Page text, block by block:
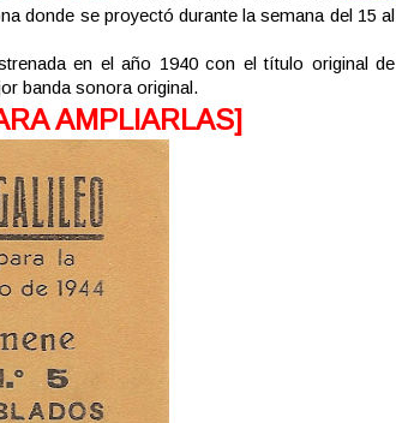
donde se proyectó durante la semana del 15 al
en el año 1940 con el título original de
banda sonora original.
AMPLIARLAS]